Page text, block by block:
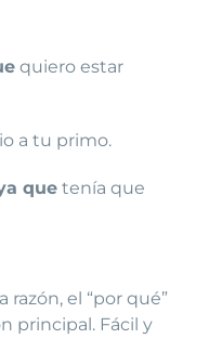
quiero estar
a tu primo.
que tenía que
el “por qué”
principal. Fácil y